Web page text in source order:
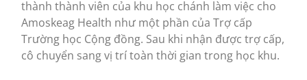
thành thành viên của khu học chánh làm việc cho
Amoskeag Health như một phần của Trợ cấp
Trường học Cộng đồng. Sau khi nhận được trợ cấp,
cô chuyển sang vị trí toàn thời gian trong học khu.